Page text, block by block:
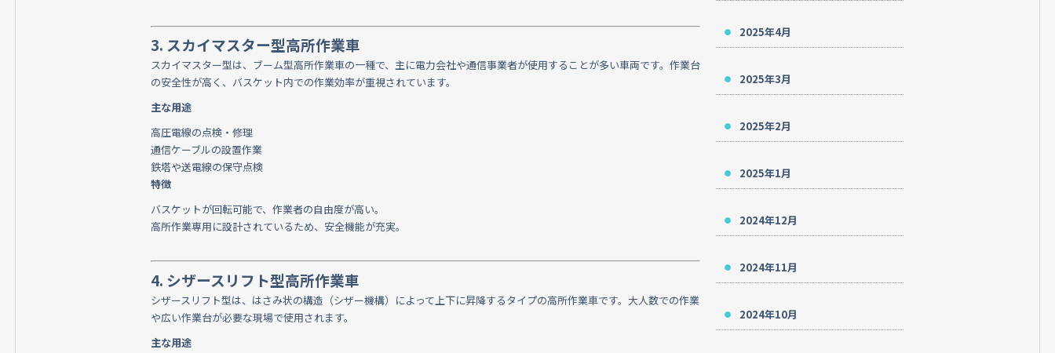
3. スカイマスター型高所作業車
スカイマスター型は、ブーム型高所作業車の一種で、主に電力会社や通信事業者が使用することが多い車両です。作業台
の安全性が高く、バスケット内での作業効率が重視されています。
主な用途
高圧電線の点検・修理
通信ケーブルの設置作業
鉄塔や送電線の保守点検
特徴
バスケットが回転可能で、作業者の自由度が高い。
高所作業専用に設計されているため、安全機能が充実。
4. シザースリフト型高所作業車
シザースリフト型は、はさみ状の構造（シザー機構）によって上下に昇降するタイプの高所作業車です。大人数での作業
や広い作業台が必要な現場で使用されます。
主な用途
2025年4月
2025年3月
2025年2月
2025年1月
2024年12月
2024年11月
2024年10月